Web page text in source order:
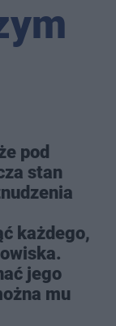
pod
stan
każdego,
jego
mu